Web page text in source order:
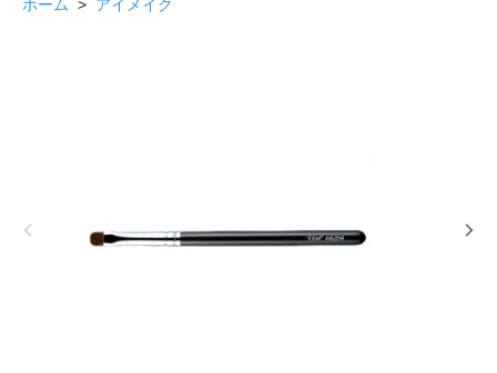
ホーム > アイメイク